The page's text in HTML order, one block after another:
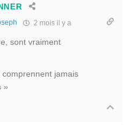
2 mois il y a
sont vraiment
jamais
»